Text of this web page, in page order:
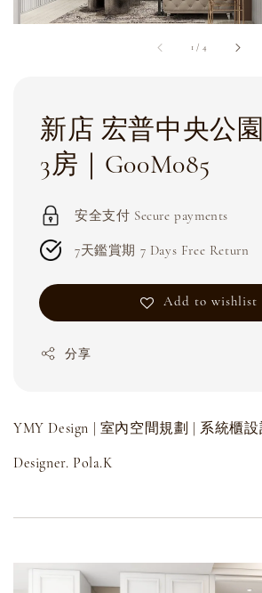
1 / 4
新店 宏普中央公園
3房｜G00M085
安全支付 Secure payments
7天鑑賞期 7 Days Free Return
Add to wishlist
分享
YMY Design | 室內空間規劃 | 系統櫃
Designer. Pola.K